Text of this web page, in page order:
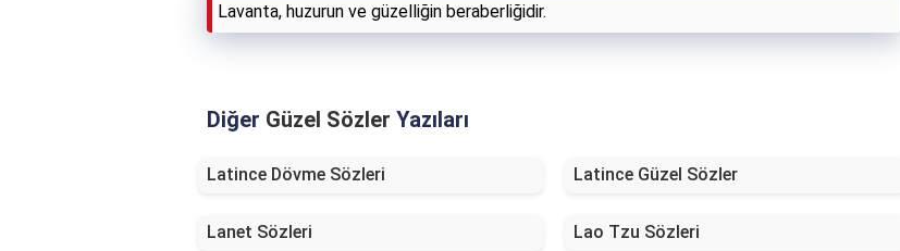
Lavanta, huzurun ve güzelliğin beraberliğidir.
Diğer Güzel Sözler Yazıları
Latince Dövme Sözleri Latince Güzel Sözler
Lanet Sözleri Lao Tzu Sözleri